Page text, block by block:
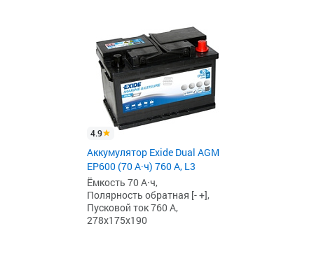
4.9
Аккумулятор Exide Dual AGM
EP600 (70 А·ч) 760 А, L3
Ёмкость 70 А·ч,
Полярность обратная [- +],
Пусковой ток 760 А,
278x175x190